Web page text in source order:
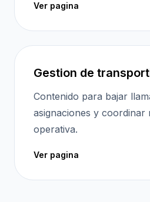
Ver pagina
Gestion de
Contenido para bajar
asignaciones y coordinar
operativa.
Ver pagina